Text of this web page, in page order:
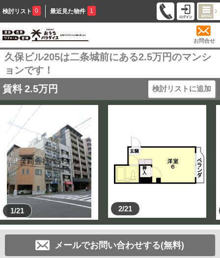
検討リスト 0 最近見た物件 1
お問合せ
久保ビル205は二条城前にある2.5万円のマンシ
ョンです！
賃料 2.5万円 検討リストに追加
1/21 2/21
メールでお問い合わせする(無料)